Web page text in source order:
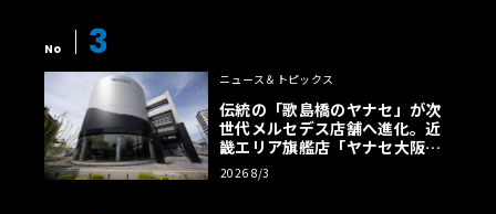
No 3
ニュース＆トピックス
伝統の「歌島橋のヤナセ」が次
世代メルセデス店舗へ進化。近
畿エリア旗艦店「ヤナセ大阪支
店」がリニューアル
2026 8/3